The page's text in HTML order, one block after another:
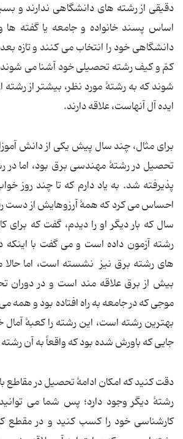
دقیقی از رشته های دانشگاهی ندارند و
اساس پسند خانواده و جامعه یا گفته
دانشگاهی خود را انتخاب می کنند و تازه بعد
کمّ و کیف رشته تحصیلی خود آشنا می
شوند که به رشتۀ مورد نظر، بیشتر از
ایده آل آنهاست، علاقه دارند.
برای مثال، چند سال پیش یکی از دانش
تحصیل در رشتۀ مهندسی برق بود، اما
پذیرفته شد. به یاد دارم که تا چند روز
احساس می کرد که همۀ آرزوهایش از دست
سال که بار دیگر او را دیدم، گفت که
رشته آزمون داده است و می گفت با اینکه
های رشته برق نیز نشسته است، اما حالا
بیش از برق علاقه مند است و در دوران
موجی که در جامعه به راه افتاده بود و
بهترین رشته است، این رشته را کعبۀ
جایی که باورش شده بود که واقعاً به آن
دقت کنید که امکان ادامۀ تحصیل در مقاطع
رشتۀ دیگر وجود دارد؛ پس شما می
کارشناسی خود را کسب کنید و در مقطع